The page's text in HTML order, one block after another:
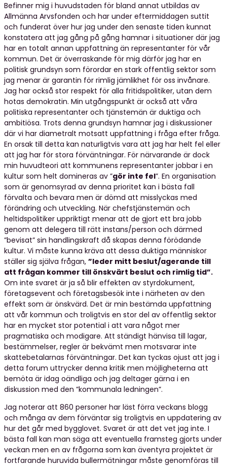
Befinner mig i huvudstaden för bland annat utbildas av
Allmänna Arvsfonden och har under eftermiddagen suttit
och funderat över hur jag under den senaste tiden kunnat
konstatera att jag gång på gång hamnar i situationer där jag
har en totalt annan uppfattning än representanter för vår
kommun. Det är överraskande för mig därför jag har en
politisk grundsyn som förordar en stark offentlig sektor som
jag menar är garantin för rimlig jämlikhet för oss invånare.
Jag har också stor respekt för alla fritidspolitiker, utan dem
hotas demokratin. Min utgångspunkt är också att våra
politiska representanter och tjänstemän är duktiga och
ambitiösa. Trots denna grundsyn hamnar jag i diskussioner
där vi har diametralt motsatt uppfattning i fråga efter fråga.
En orsak till detta kan naturligtvis vara att jag har helt fel eller
att jag har för stora förväntningar. För närvarande är dock
min huvudteori att kommunens representanter jobbar i en
kultur som helt domineras av ”gör inte fel”. En organisation
som är genomsyrad av denna prioritet kan i bästa fall
förvalta och bevara men är dömd att misslyckas med
förändring och utveckling. När chefstjänstemän och
heltidspolitiker uppriktigt menar att de gjort ett bra jobb
genom att delegera till rätt instans/person och därmed
”bevisat” sin handlingskraft då skapas denna förödande
kultur. Vi måste kunna kräva att dessa duktiga människor
ställer sig själva frågan, ”leder mitt beslut/agerande till
att frågan kommer till önskvärt beslut och rimlig tid”.
Om inte svaret är ja så blir effekten av styrdokument,
företagsevent och företagsbesök inte i närheten av den
effekt som är önskvärd. Det är min bestämda uppfattning
att vår kommun och troligtvis en stor del av offentlig sektor
har en mycket stor potential i att vara något mer
pragmatiska och modigare. Att ständigt hänvisa till lagar,
bestämmelser, regler är bekvämt men motsvarar inte
skattebetalarnas förväntningar. Det kan tyckas ojust att jag i
detta forum uttrycker denna kritik men möjligheterna att
bemöta är idag oändliga och jag deltager gärna i en
diskussion med den ”kommunala ledningen”.
Jag noterar att 860 personer har läst förra veckans blogg
och många av dem förväntar sig troligtvis en uppdatering av
hur det går med bygglovet. Svaret är att det vet jag inte. I
bästa fall kan man säga att eventuella framsteg gjorts under
veckan men en av frågorna som kan äventyra projektet är
fortfarande huruvida bullermätningar måste genomföras till